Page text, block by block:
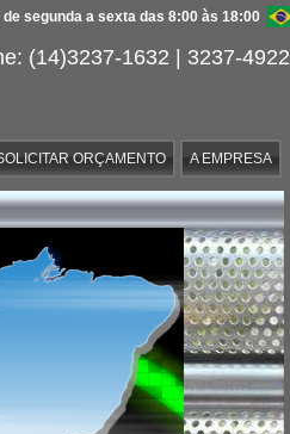
ORÇAMENTO A EMPRESA
segunda a sexta das 8:00 às 18:00
(14)3237-1632 | 3237-4922